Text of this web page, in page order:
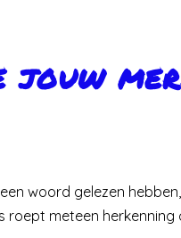
jouw
woord gelezen
roept meteen herkenning